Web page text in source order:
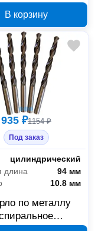
мм Р6М5 18681А
В корзину
935 ₽1154 ₽
Под заказ
цилиндрический
длина
94 мм
10.8 мм
по металлу